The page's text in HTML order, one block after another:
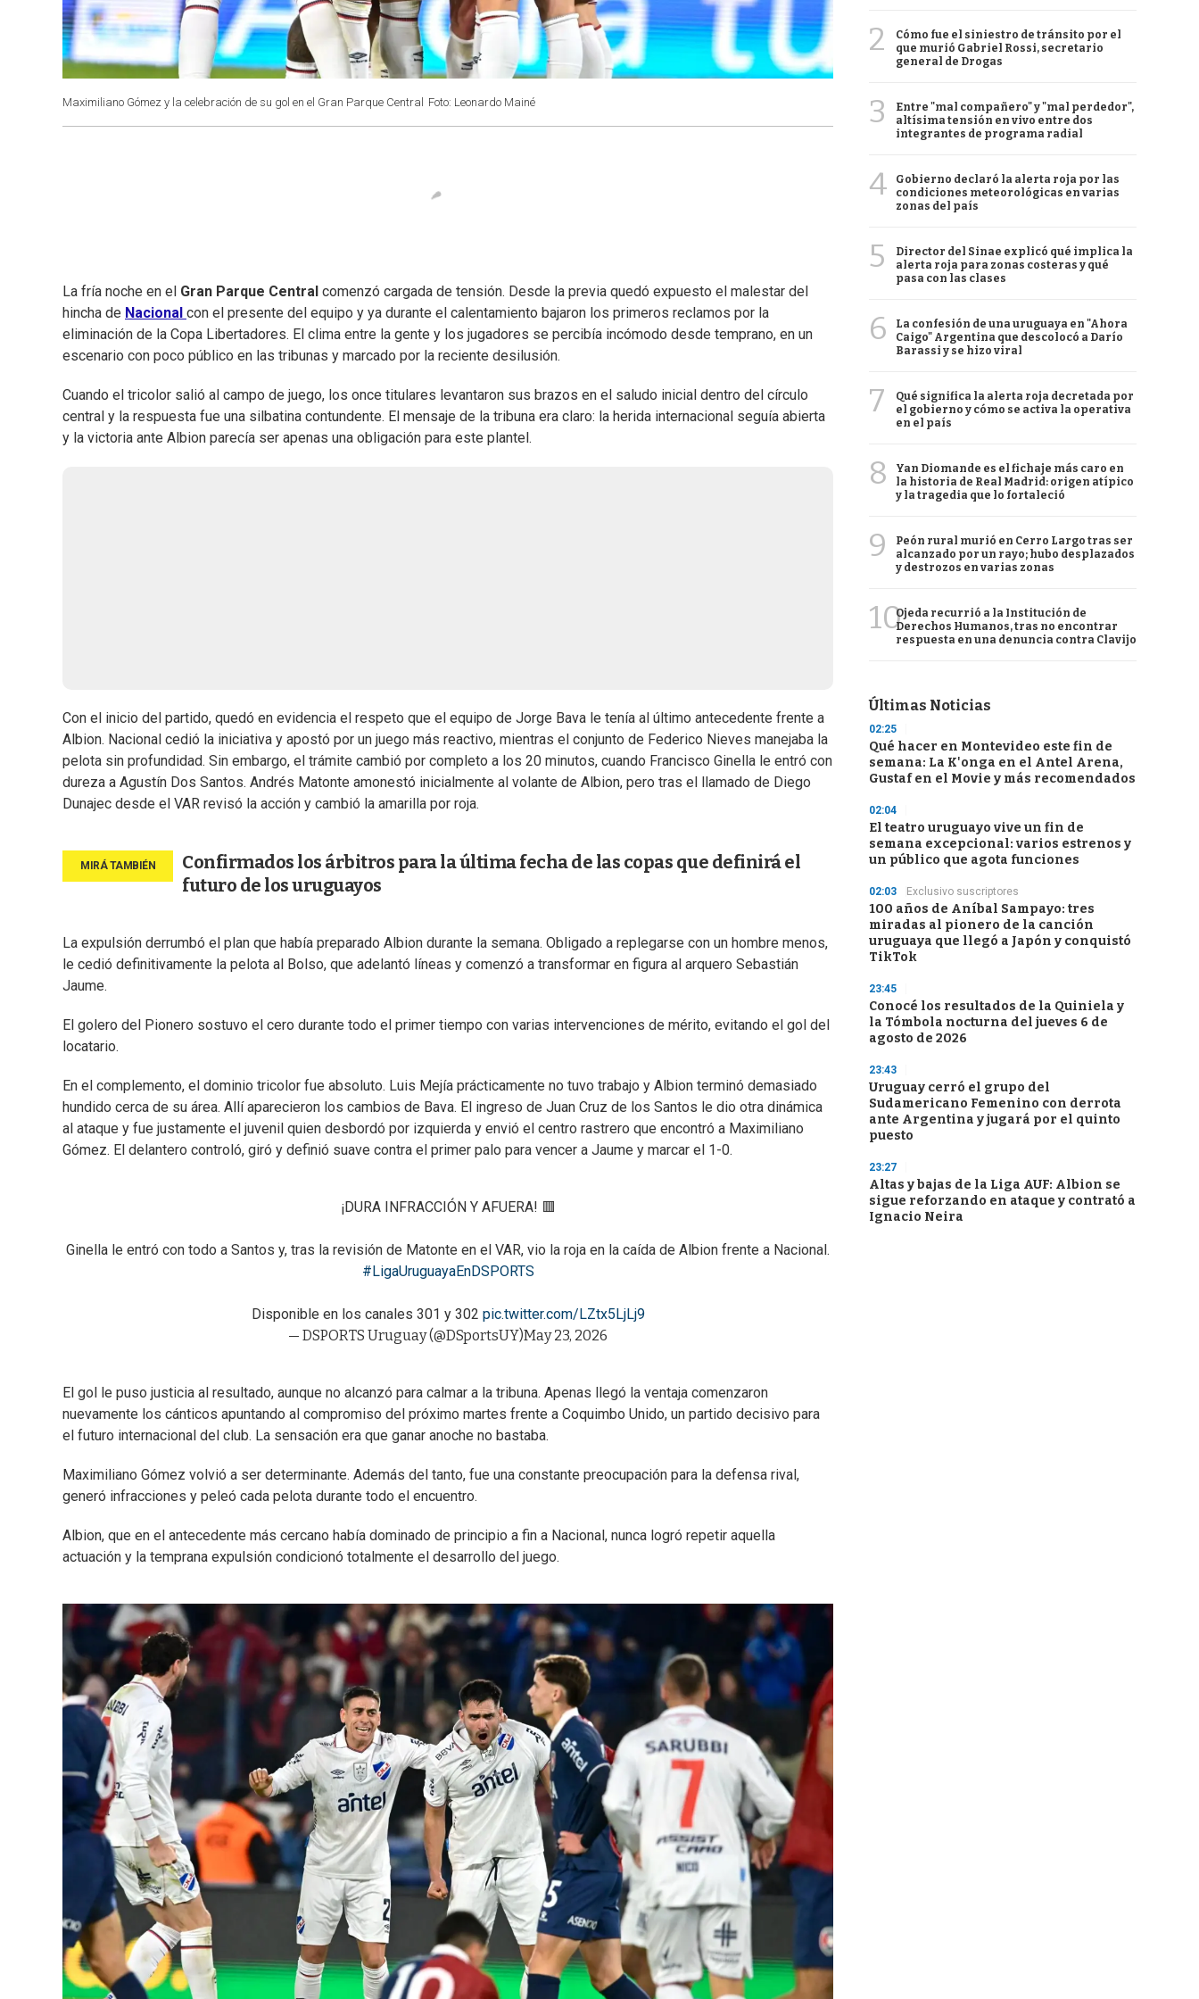
Maximiliano Gómez y la celebración de su gol en el Gran Parque Central Foto: Leonardo Mainé
La fría noche en el Gran Parque Central comenzó cargada de tensión. Desde la previa quedó expuesto el malestar del
hincha de Nacional con el presente del equipo y ya durante el calentamiento bajaron los primeros reclamos por la
eliminación de la Copa Libertadores. El clima entre la gente y los jugadores se percibía incómodo desde temprano, en un
escenario con poco público en las tribunas y marcado por la reciente desilusión.
Cuando el tricolor salió al campo de juego, los once titulares levantaron sus brazos en el saludo inicial dentro del círculo
central y la respuesta fue una silbatina contundente. El mensaje de la tribuna era claro: la herida internacional seguía abierta
y la victoria ante Albion parecía ser apenas una obligación para este plantel.
Con el inicio del partido, quedó en evidencia el respeto que el equipo de Jorge Bava le tenía al último antecedente frente a
Albion. Nacional cedió la iniciativa y apostó por un juego más reactivo, mientras el conjunto de Federico Nieves manejaba la
pelota sin profundidad. Sin embargo, el trámite cambió por completo a los 20 minutos, cuando Francisco Ginella le entró con
dureza a Agustín Dos Santos. Andrés Matonte amonestó inicialmente al volante de Albion, pero tras el llamado de Diego
Dunajec desde el VAR revisó la acción y cambió la amarilla por roja.
Confirmados los árbitros para la última fecha de las copas que definirá el
futuro de los uruguayos
La expulsión derrumbó el plan que había preparado Albion durante la semana. Obligado a replegarse con un hombre menos,
le cedió definitivamente la pelota al Bolso, que adelantó líneas y comenzó a transformar en figura al arquero Sebastián
Jaume.
El golero del Pionero sostuvo el cero durante todo el primer tiempo con varias intervenciones de mérito, evitando el gol del
locatario.
En el complemento, el dominio tricolor fue absoluto. Luis Mejía prácticamente no tuvo trabajo y Albion terminó demasiado
hundido cerca de su área. Allí aparecieron los cambios de Bava. El ingreso de Juan Cruz de los Santos le dio otra dinámica
al ataque y fue justamente el juvenil quien desbordó por izquierda y envió el centro rastrero que encontró a Maximiliano
Gómez. El delantero controló, giró y definió suave contra el primer palo para vencer a Jaume y marcar el 1-0.
¡DURA INFRACCIÓN Y AFUERA! 🟥
Ginella le entró con todo a Santos y, tras la revisión de Matonte en el VAR, vio la roja en la caída de Albion frente a Nacional.
#LigaUruguayaEnDSPORTS
Disponible en los canales 301 y 302 pic.twitter.com/LZtx5LjLj9
— DSPORTS Uruguay (@DSportsUY)May 23, 2026
El gol le puso justicia al resultado, aunque no alcanzó para calmar a la tribuna. Apenas llegó la ventaja comenzaron
nuevamente los cánticos apuntando al compromiso del próximo martes frente a Coquimbo Unido, un partido decisivo para
el futuro internacional del club. La sensación era que ganar anoche no bastaba.
Maximiliano Gómez volvió a ser determinante. Además del tanto, fue una constante preocupación para la defensa rival,
generó infracciones y peleó cada pelota durante todo el encuentro.
Albion, que en el antecedente más cercano había dominado de principio a fin a Nacional, nunca logró repetir aquella
actuación y la temprana expulsión condicionó totalmente el desarrollo del juego.
2
Cómo fue el siniestro de tránsito por el
que murió Gabriel Rossi, secretario
general de Drogas
3
Entre "mal compañero" y "mal perdedor",
altísima tensión en vivo entre dos
integrantes de programa radial
4
Gobierno declaró la alerta roja por las
condiciones meteorológicas en varias
zonas del país
5
Director del Sinae explicó qué implica la
alerta roja para zonas costeras y qué
pasa con las clases
6
La confesión de una uruguaya en "Ahora
Caigo" Argentina que descolocó a Darío
Barassi y se hizo viral
7
Qué significa la alerta roja decretada por
el gobierno y cómo se activa la operativa
en el país
8
Yan Diomande es el fichaje más caro en
la historia de Real Madrid: origen atípico
y la tragedia que lo fortaleció
9
Peón rural murió en Cerro Largo tras ser
alcanzado por un rayo; hubo desplazados
y destrozos en varias zonas
10Ojeda recurrió a la Institución de
Derechos Humanos, tras no encontrar
respuesta en una denuncia contra Clavijo
Últimas Noticias
02:25
Qué hacer en Montevideo este fin de
semana: La K'onga en el Antel Arena,
Gustaf en el Movie y más recomendados
02:04
El teatro uruguayo vive un fin de
semana excepcional: varios estrenos y
un público que agota funciones
02:03 Exclusivo suscriptores
100 años de Aníbal Sampayo: tres
miradas al pionero de la canción
uruguaya que llegó a Japón y conquistó
TikTok
23:45
Conocé los resultados de la Quiniela y
la Tómbola nocturna del jueves 6 de
agosto de 2026
23:43
Uruguay cerró el grupo del
Sudamericano Femenino con derrota
ante Argentina y jugará por el quinto
puesto
23:27
Altas y bajas de la Liga AUF: Albion se
sigue reforzando en ataque y contrató a
Ignacio Neira